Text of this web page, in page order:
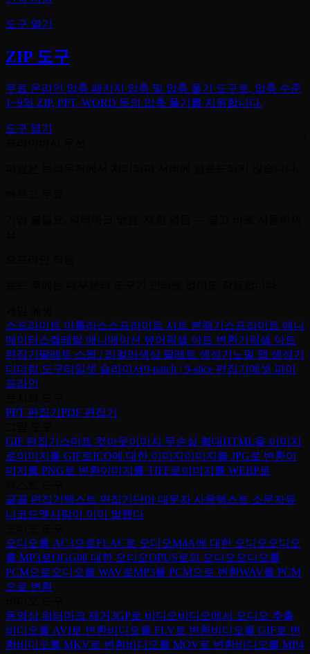
도구 열기
ZIP 도구
무료 온라인 압축 패키지 압축 및 압축 풀기 도구로, 압축 수준
1~9와 ZIP, PPT, WORD 등의 압축 풀기를 지원합니다.
도구 열기
스프라이트 아틀라스스프라이트 시트 분해기 스프라이트 애니
메이터 스켈레탈 애니메이션 뷰어 픽셀 아트 변환기 픽셀 아트
편집기 팔레트 스왑 / 리컬러색상 팔레트 생성기 노멀 맵 생성기
디더링 도구타일셋 슬라이서9-patch / 9-slice 편집기 에셋 파이
프라인
PPT 편집기 PDF 편집기
GIF 편집기 스마트 컷아웃이미지 무손실 확대HTML을 이미지
로이미지를 GIF로ICO에 대한 이미지 이미지를 JPG로 변환이
미지를 PNG로 변환이미지를 TIFF로이미지를 WEBP로
글꼴 편집기 텍스트 편집기 단어 대문자 사용텍스트 소문자유
니코드옛사람이 이미 말했다
오디오를 AC3으로FLAC로 오디오M4A에 대한 오디오 오디오
를 MP3로OGG에 대한 오디오OPUS로의 오디오 오디오를
PCM으로 오디오를 WAV로MP3를 PCM으로 변환WAV를 PCM
으로 변환
동영상 워터마크 제거3GP로 비디오비디오에서 오디오 추출
비디오를 AVI로 변환비디오를 FLV로 변환비디오를 GIF로 변
환비디오를 MKV로 변환비디오를 MOV로 변환비디오를 MP4